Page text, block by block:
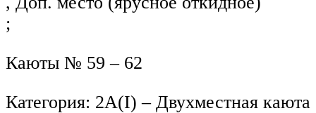
;
Каюты № 59 – 62
Категория: 2А(I) – Двухместная каюта